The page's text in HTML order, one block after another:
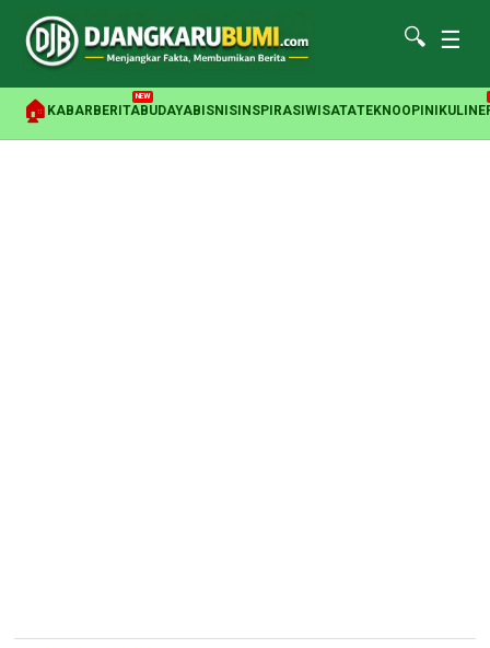
🔍 ☰
🏠 KABAR BERITA
NEW
BUDAYABISNIS INSPIRASI WISATATEKNOOPINI